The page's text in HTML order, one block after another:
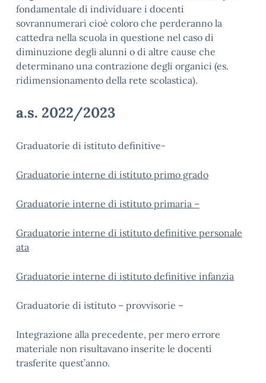
fondamentale di individuare i docenti
sovrannumerari cioè coloro che perderanno la
cattedra nella scuola in questione nel caso di
diminuzione degli alunni o di altre cause che
determinano una contrazione degli organici (es.
ridimensionamento della rete scolastica).
a.s. 2022/2023
Graduatorie di istituto definitive-
Graduatorie interne di istituto primo grado
Graduatorie interne di istituto primaria –
Graduatorie interne di istituto definitive personale
ata
Graduatorie interne di istituto definitive infanzia
Graduatorie di istituto – provvisorie –
Integrazione alla precedente, per mero errore
materiale non risultavano inserite le docenti
trasferite quest’anno.